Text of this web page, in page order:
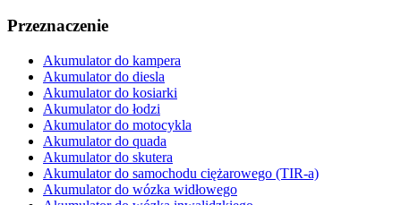
Przeznaczenie
Akumulator do kampera
Akumulator do diesla
Akumulator do kosiarki
Akumulator do łodzi
Akumulator do motocykla
Akumulator do quada
Akumulator do skutera
Akumulator do samochodu ciężarowego (TIR-a)
Akumulator do wózka widłowego